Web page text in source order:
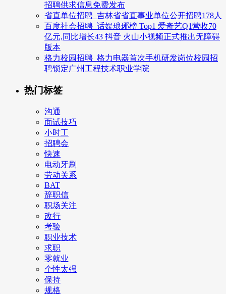
招聘供求信息免费发布
省直单位招聘_吉林省省直事业单位公开招聘178人
百度社会招聘_话娱琅琊榜 Top1 爱奇艺Q1营收70
亿元,同比增长43 抖音 火山小视频正式推出无障碍
版本
格力校园招聘_格力电器首次手机研发岗位校园招
聘锁定广州工程技术职业学院
热门标签
沟通
面试技巧
小时工
招聘会
快速
电动牙刷
劳动关系
BAT
辞职信
职场关注
改行
考验
职业技术
求职
零就业
个性太强
保持
规格